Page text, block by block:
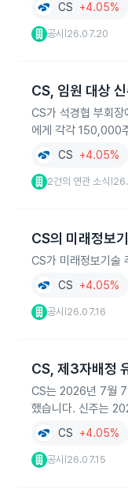
CS +4.05%
공시 26.07.20
CS, 임원 대상
CS가 석경협 부회
에게 각각 150,000
CS +4.05%
2건의 연관 소식
CS의 미래정보
CS가 미래정보기
CS +4.05%
공시 26.07.16
CS, 제3자배정
CS는 2026년 7월
했습니다. 신주는
CS +4.05%
공시 26.07.15